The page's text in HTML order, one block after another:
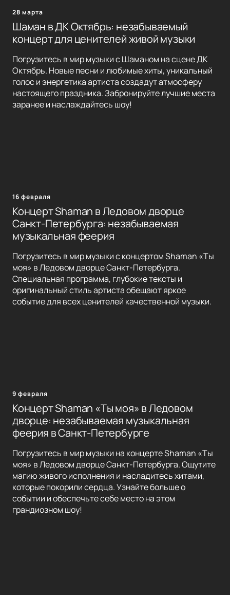
28 марта
Шаман в ДК Октябрь: незабываемый
концерт для ценителей живой музыки
Погрузитесь в мир музыки с Шаманом на сцене ДК
Октябрь. Новые песни и любимые хиты, уникальный
голос и энергетика артиста создадут атмосферу
настоящего праздника. Забронируйте лучшие места
заранее и наслаждайтесь шоу!
16 февраля
Концерт Shaman в Ледовом дворце
Санкт-Петербурга: незабываемая
музыкальная феерия
Погрузитесь в мир музыки с концертом Shaman «Ты
моя» в Ледовом дворце Санкт-Петербурга.
Специальная программа, глубокие тексты и
оригинальный стиль артиста обещают яркое
событие для всех ценителей качественной музыки.
9 февраля
Концерт Shaman «Ты моя» в Ледовом
дворце: незабываемая музыкальная
феерия в Санкт-Петербурге
Погрузитесь в мир музыки на концерте Shaman «Ты
моя» в Ледовом дворце Санкт-Петербурга. Ощутите
магию живого исполнения и насладитесь хитами,
которые покорили сердца. Узнайте больше о
событии и обеспечьте себе место на этом
грандиозном шоу!